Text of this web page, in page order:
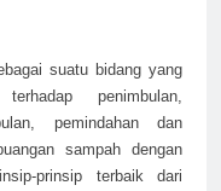
suatu bidang yang
penimbulan,
pemindahan dan
sampah dengan
prinsip terbaik dari